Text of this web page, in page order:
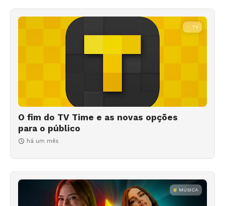
TV
O fim do TV Time e as novas opções
para o público
há um mês
MÚSICA